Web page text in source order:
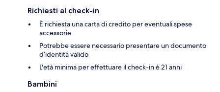
Richiesti al check-in
È richiesta una carta di credito per eventuali spese
accessorie
Potrebbe essere necessario presentare un documento
d’identità valido
L'età minima per effettuare il check-in è 21 anni
Bambini